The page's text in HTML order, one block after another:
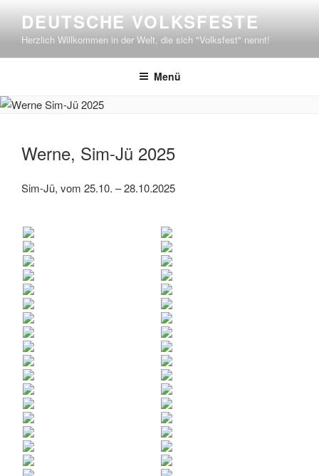
springen
DEUTSCHE VOLKSFESTE
Herzlich Willkommen in der Welt, die sich "Volksfest" nennt!
Menü
Werne, Sim-Jü 2025
Sim-Jü, vom 25.10. – 28.10.2025